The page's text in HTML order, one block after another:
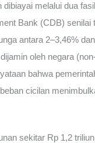
dibiayai melalui dua
Bank (CDB) senilai
antara 2–3,46%
oleh negara
bahwa
cicilan
sekitar Rp 1,2